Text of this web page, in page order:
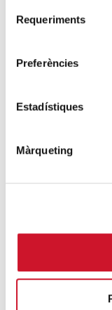
Requeriments
Preferències
Estadístiques
Màrqueting
SEGUEIX
ENTRADES
SEGUEIX
Un equip de
El temps
és el